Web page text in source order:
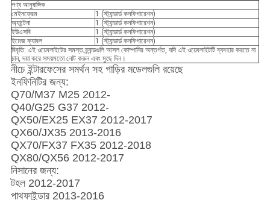
পণ্য আনুষাঙ্গিক
মেইনফ্রেম
1 (স্ট্যান্ডার্ড কনফিগারেশন)
অ্যান্টেনা
1 (স্ট্যান্ডার্ড কনফিগারেশন)
ইউএসবি
1 (স্ট্যান্ডার্ড কনফিগারেশন)
ইমেজ ক্যাবল
1 (স্ট্যান্ডার্ড কনফিগারেশন)
বিবৃতি: এই ওয়েবসাইটের সমস্ত ব্র্যান্ডগুলি আসল কোম্পানির অন্তর্গত, যদি এই ওয়েবসাইটটি ব্যবহার করতে না
চান, দয়া করে সময়মতো নোট করুন এবং মুছে দিন।
নীচে ইন্টারফেসের সমর্থন সহ গাড়ির মডেলগুলি রয়েছে
ইনফিনিটির জন্য:
Q70/M37 M25 2012-
Q40/G25 G37 2012-
QX50/EX25 EX37 2012-2017
QX60/JX35 2013-2016
QX70/FX37 FX35 2012-2018
QX80/QX56 2012-2017
নিসানের জন্য:
টহল 2012-2017
পাথফাইন্ডার 2013-2016